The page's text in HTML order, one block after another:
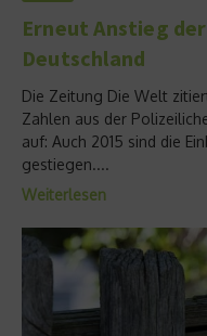
Erneut Anstieg
Deutschland
Die Zeitung Die Welt
Zahlen aus der
auf: Auch 2015 sind die
gestiegen....
Weiterlesen